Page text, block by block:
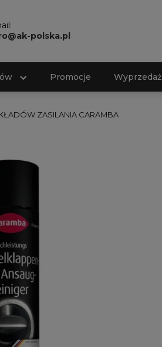
polska.pl
Promocje Wyprzedaż
ZASILANIA CARAMBA